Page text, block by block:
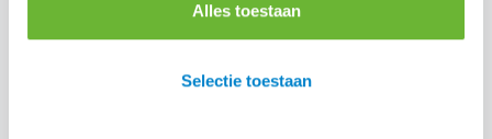
Alles toestaan
Selectie toestaan